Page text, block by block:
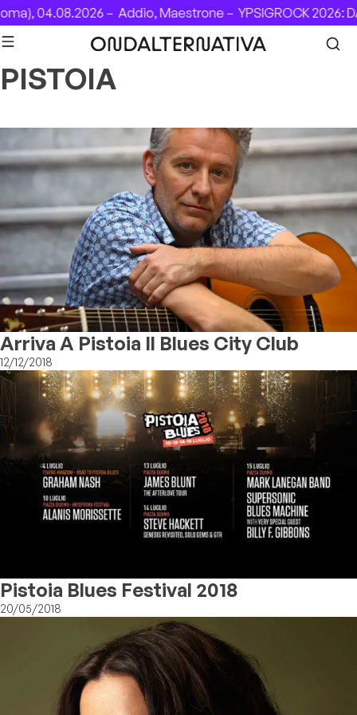
Skip to content
04.08.2026 –Addio, Maestrone –YPSIGROCK 2026: DAL
PISTOIA
Arriva A Pistoia Il Blues City Club
12/12/2018
Pistoia Blues Festival 2018
20/05/2018